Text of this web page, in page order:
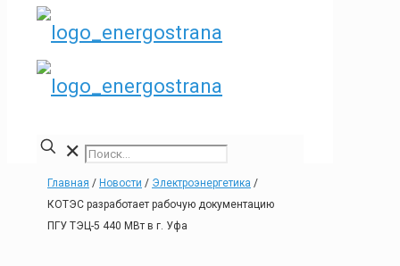
✕
Главная / Новости / Электроэнергетика /
КОТЭС разработает рабочую документацию
ПГУ ТЭЦ-5 440 МВт в г. Уфа